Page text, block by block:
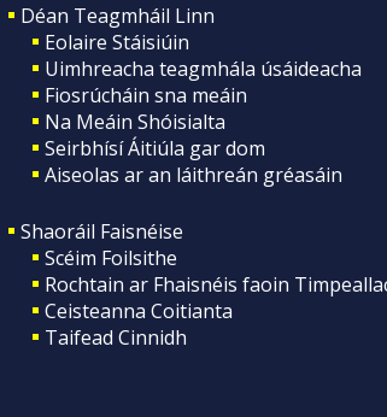
Déan Teagmháil Linn
Eolaire Stáisiúin
Uimhreacha teagmhála úsáideacha
Fiosrúcháin sna meáin
Na Meáin Shóisialta
Seirbhísí Áitiúla gar dom
Aiseolas ar an láithreán gréasáin
Shaoráil Faisnéise
Scéim Foilsithe
Rochtain ar Fhaisnéis faoin
Ceisteanna Coitianta
Taifead Cinnidh